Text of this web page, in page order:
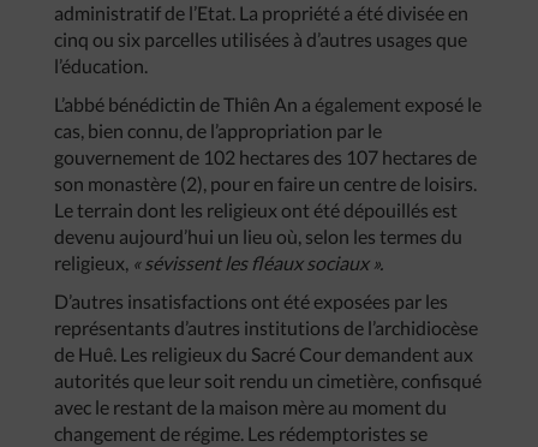
administratif de l’Etat. La propriété a été divisée en
cinq ou six parcelles utilisées à d’autres usages que
l’éducation.
L’abbé bénédictin de Thiên An a également exposé le
cas, bien connu, de l’appropriation par le
gouvernement de 102 hectares des 107 hectares de
son monastère (2), pour en faire un centre de loisirs.
Le terrain dont les religieux ont été dépouillés est
devenu aujourd’hui un lieu où, selon les termes du
religieux, « sévissent les fléaux sociaux ».
D’autres insatisfactions ont été exposées par les
représentants d’autres institutions de l’archidiocèse
de Huê. Les religieux du Sacré Cour demandent aux
autorités que leur soit rendu un cimetière, confisqué
avec le restant de la maison mère au moment du
changement de régime. Les rédemptoristes se